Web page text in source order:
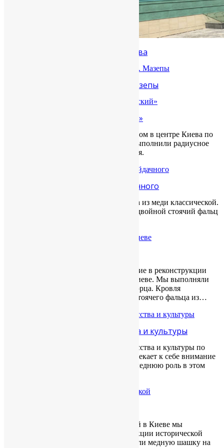
Поликлиника на ул. Кудряшова
Усадьба Ипсиланти на ул. Мазепы
Бизнес-центр «Олимпийский»
На данном объекте, расположенном в центре Киева по
ул.Большой Васильковской мы выполнили радиусное
фальцевое покрытие из алюминия.
Бизнес-центр на ул. Сагайдачного
Кровля бизнес-центра выполнена из меди классической.
Техника изготовления: шашка и двойной стоячий фальц
Наша компания принимала участие в реконструкции
кровли Мариинского дворца в.Киеве. Мы выполняли
работы на центральной части дворца. Кровля
выполнена в технике двойного стоячего фальца из…
Центр украинского искусства и культуры
Здание центра украинского искусства и культуры по
ул.Хоревой, что на Подоле привлекает к себе внимание
своей импозантностью, и не последнюю роль в этом
В бизнес-центре на ул.Жилянской в Киеве мы
выполняли работы по реконструкции исторической
части здания, где мы смонтировали медную шашку на